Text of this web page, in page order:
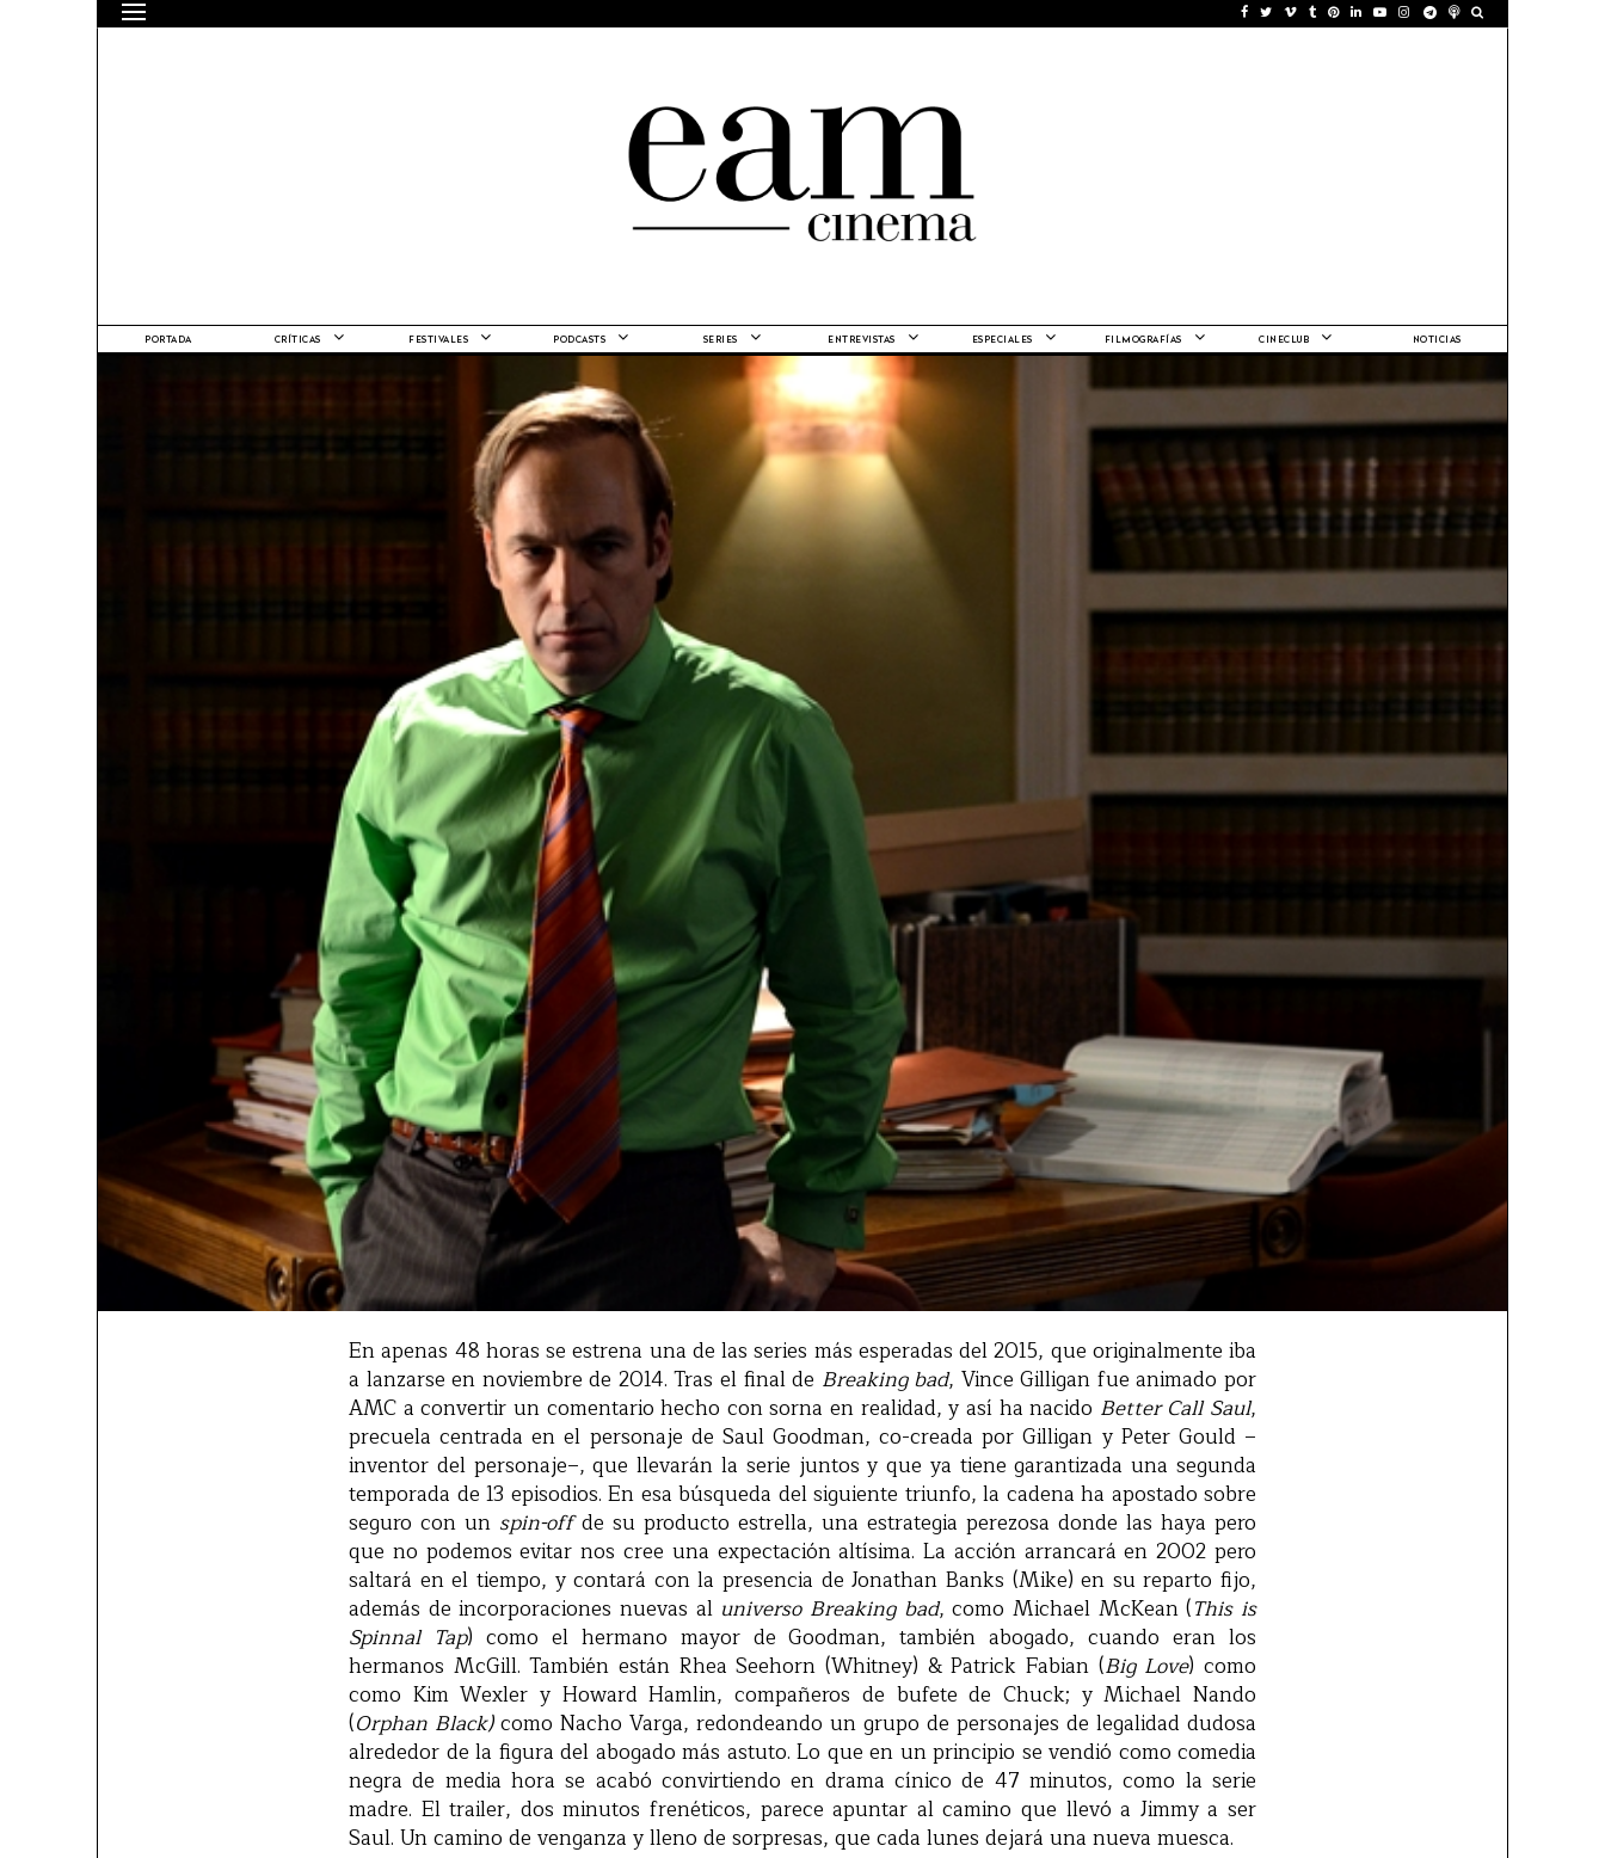
PORTADA CRÍTICAS FESTIVALES PODCASTS SERIES ENTREVISTAS ESPECIALES FILMOGRAFÍAS CINECLUB NOTICIAS
En apenas 48 horas se estrena una de las series más esperadas del 2015, que originalmente iba
a lanzarse en noviembre de 2014. Tras el final de Breaking bad, Vince Gilligan fue animado por
AMC a convertir un comentario hecho con sorna en realidad, y así ha nacido Better Call Saul,
precuela centrada en el personaje de Saul Goodman, co-creada por Gilligan y Peter Gould –
inventor del personaje–, que llevarán la serie juntos y que ya tiene garantizada una segunda
temporada de 13 episodios. En esa búsqueda del siguiente triunfo, la cadena ha apostado sobre
seguro con un spin-offde su producto estrella, una estrategia perezosa donde las haya pero
que no podemos evitar nos cree una expectación altísima. La acción arrancará en 2002 pero
saltará en el tiempo, y contará con la presencia de Jonathan Banks (Mike) en su reparto fijo,
además de incorporaciones nuevas al universo Breaking bad, como Michael McKean (This is
Spinnal Tap) como el hermano mayor de Goodman, también abogado, cuando eran los
hermanos McGill. También están Rhea Seehorn (Whitney) & Patrick Fabian (Big Love) como
como Kim Wexler y Howard Hamlin, compañeros de bufete de Chuck; y Michael Nando
(Orphan Black)como Nacho Varga, redondeando un grupo de personajes de legalidad dudosa
alrededor de la figura del abogado más astuto. Lo que en un principio se vendió como comedia
negra de media hora se acabó convirtiendo en drama cínico de 47 minutos, como la serie
madre. El trailer, dos minutos frenéticos, parece apuntar al camino que llevó a Jimmy a ser
Saul. Un camino de venganza y lleno de sorpresas, que cada lunes dejará una nueva muesca.